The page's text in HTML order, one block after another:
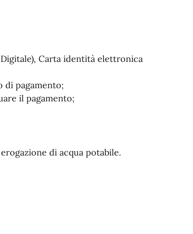
Carta identità elettronica
di pagamento;
il pagamento;
di acqua potabile.